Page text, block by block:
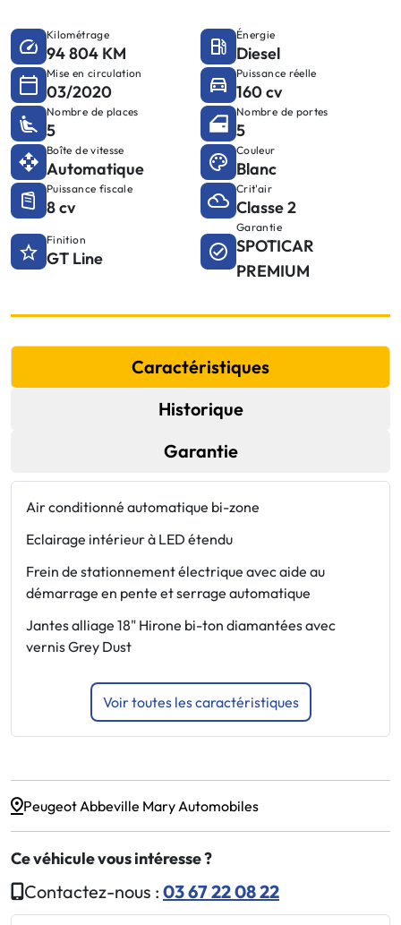
Kilométrage
94 804 KM
Énergie
Diesel
Mise en circulation
03/2020
Puissance réelle
160 cv
Nombre de places
5
Nombre de portes
5
Boîte de vitesse
Automatique
Couleur
Blanc
Puissance fiscale
8 cv
Crit'air
Classe 2
Finition
GT Line
Garantie
SPOTICAR
PREMIUM
Caractéristiques
Historique
Garantie
Air conditionné automatique bi-zone
Eclairage intérieur à LED étendu
Frein de stationnement électrique avec aide au
démarrage en pente et serrage automatique
Jantes alliage 18" Hirone bi-ton diamantées avec
vernis Grey Dust
Voir toutes les caractéristiques
Peugeot Abbeville Mary Automobiles
Ce véhicule vous intéresse ?
Contactez-nous : 03 67 22 08 22